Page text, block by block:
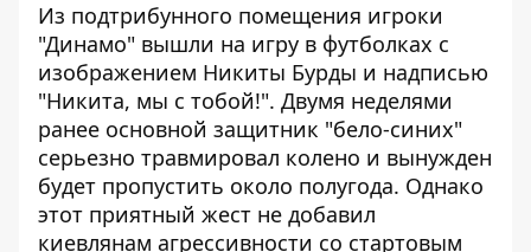
Из подтрибунного помещения игроки
"Динамо" вышли на игру в футболках с
изображением Никиты Бурды и надписью
"Никита, мы с тобой!". Двумя неделями
ранее основной защитник "бело-синих"
серьезно травмировал колено и вынужден
будет пропустить около полугода. Однако
этот приятный жест не добавил
киевлянам агрессивности со стартовым